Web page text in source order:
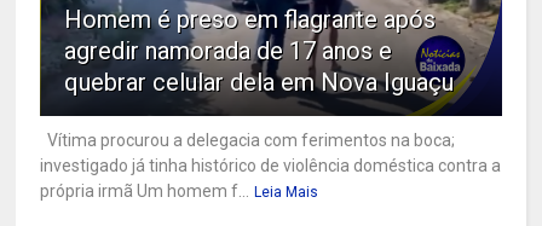
Homem é preso em flagrante após
agredir namorada de 17 anos e
quebrar celular dela em Nova Iguaçu
Vítima procurou a delegacia com ferimentos na boca;
investigado já tinha histórico de violência doméstica contra a
própria irmã Um homem f...
Leia Mais